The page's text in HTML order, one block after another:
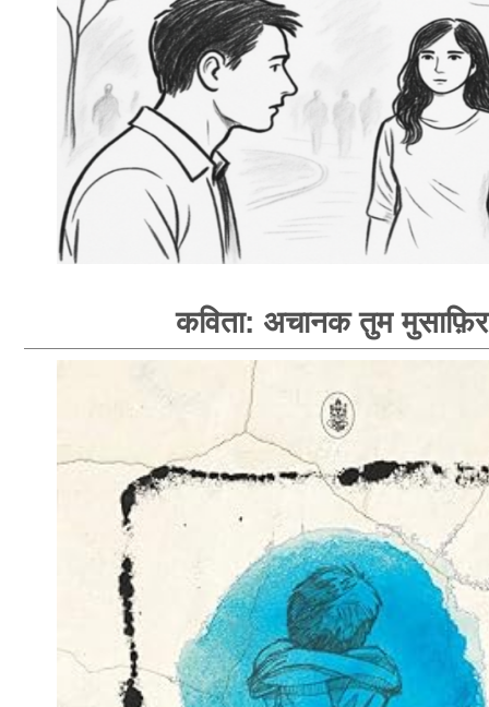
कविता: अचानक तुम मुसाफ़िर